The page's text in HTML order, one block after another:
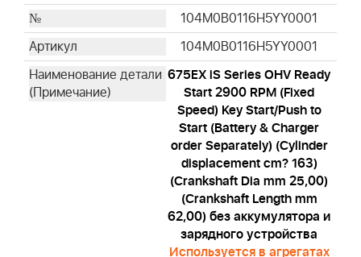
104M0B0116H5YY0001
104M0B0116H5YY0001
675EX iS Series OHV Ready
Start 2900 RPM (Fixed
Speed) Key Start/Push to
Start (Battery & Charger
order Separately) (Cylinder
displacement cm? 163)
(Crankshaft Dia mm 25,00)
(Crankshaft Length mm
62,00) без аккумулятора и
зарядного устройства
Используется в агрегатах